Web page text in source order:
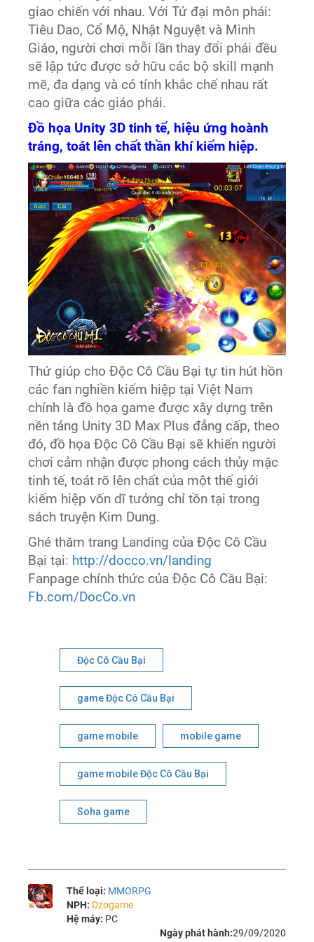
giao chiến với nhau. Với Tứ đại môn phái:
Tiêu Dao, Cổ Mộ, Nhật Nguyệt và Minh
Giáo, người chơi mỗi lần thay đổi phái đều
sẽ lập tức được sở hữu các bộ skill mạnh
mẽ, đa dạng và có tính khắc chế nhau rất
cao giữa các giáo phái.
Đồ họa Unity 3D tinh tế, hiệu ứng hoành
tráng, toát lên chất thần khí kiếm hiệp.
Thứ giúp cho Độc Cô Cầu Bại tự tin hút hồn
các fan nghiền kiếm hiệp tại Việt Nam
chính là đồ họa game được xây dựng trên
nền tảng Unity 3D Max Plus đẳng cấp, theo
đó, đồ họa Độc Cô Cầu Bại sẽ khiến người
chơi cảm nhận được phong cách thủy mặc
tinh tế, toát rõ lên chất của một thế giới
kiếm hiệp vốn dĩ tưởng chỉ tồn tại trong
sách truyện Kim Dung.
Ghé thăm trang Landing của Độc Cô Cầu
Bại tại: http://docco.vn/landing
Fanpage chính thức của Độc Cô Cầu Bại:
Fb.com/DocCo.vn
Độc Cô Cầu Bại
game Độc Cô Cầu Bại
game mobile mobile game
game mobile Độc Cô Cầu Bại
Soha game
Thể loại: MMORPG
NPH: Dzogame
Hệ máy: PC
Ngày phát hành:29/09/2020